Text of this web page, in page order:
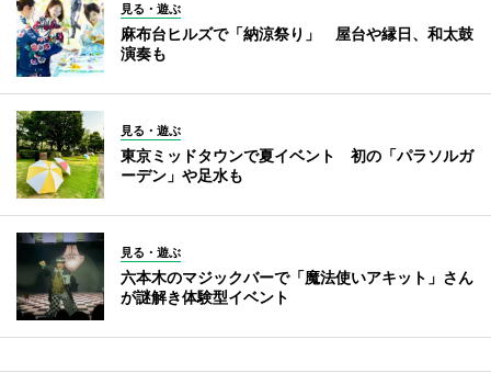
見る・遊ぶ
麻布台ヒルズで「納涼祭り」 屋台や縁日、和太鼓
演奏も
見る・遊ぶ
東京ミッドタウンで夏イベント 初の「パラソルガ
ーデン」や足水も
見る・遊ぶ
六本木のマジックバーで「魔法使いアキット」さん
が謎解き体験型イベント